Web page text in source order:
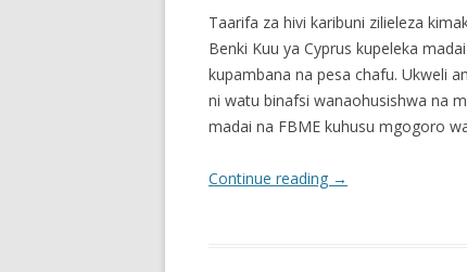
Taarifa za hivi karibuni zilieleza
Benki Kuu ya Cyprus kupeleka
kupambana na pesa chafu. Ukweli
ni watu binafsi wanaohusishwa na
madai na FBME kuhusu mgogoro
Continue reading →